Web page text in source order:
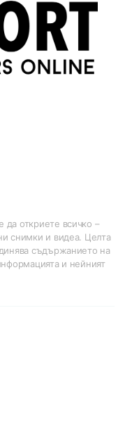
откриете всичко –
снимки и видеа. Целта
съдържанието на
и нейният